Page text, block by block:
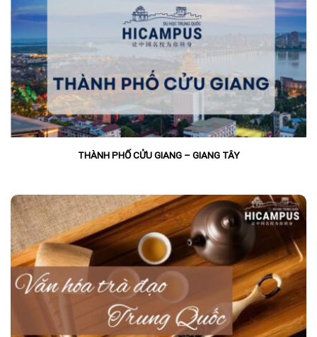
THÀNH PHỐ CỬU GIANG – GIANG TÂY